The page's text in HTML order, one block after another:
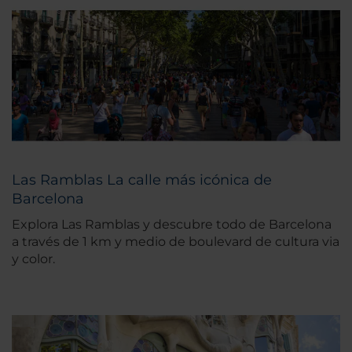
Las Ramblas La calle más icónica de
Barcelona
Explora Las Ramblas y descubre todo de Barcelona
a través de 1 km y medio de boulevard de cultura via
y color.